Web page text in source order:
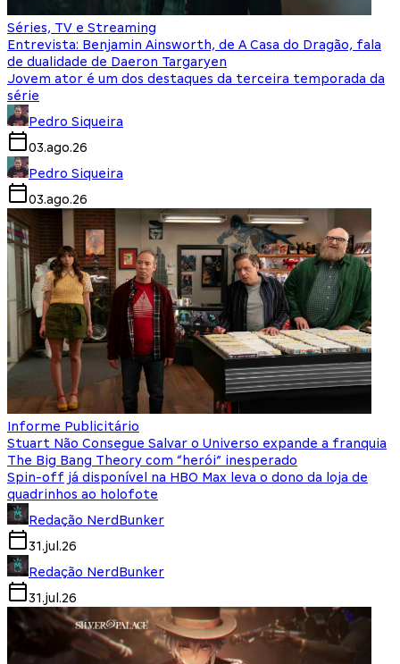
Séries, TV e Streaming
Entrevista: Benjamin Ainsworth, de A Casa do Dragão, fala
de dualidade de Daeron Targaryen
Jovem ator é um dos destaques da terceira temporada da
série
Pedro Siqueira
03.ago.26
Pedro Siqueira
03.ago.26
Informe Publicitário
Stuart Não Consegue Salvar o Universo expande a franquia
The Big Bang Theory com “herói” inesperado
Spin-off já disponível na HBO Max leva o dono da loja de
quadrinhos ao holofote
Redação NerdBunker
31.jul.26
Redação NerdBunker
31.jul.26